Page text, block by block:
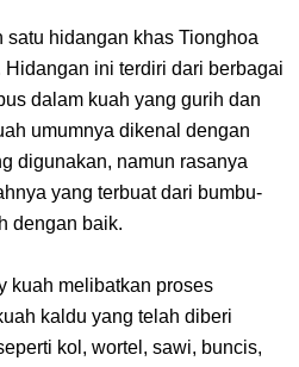
Tempat Yang Sangat Ingin
Yang Mampu Menipu Sensor
Milik Sanji
Liga Champions, Apa Klub Jagoan
Termasuk
hidangan khas Tionghoa
ini terdiri dari berbagai
dalam kuah yang gurih dan
umumnya dikenal dengan
digunakan, namun rasanya
yang terbuat dari bumbu-
dengan baik.
kuah melibatkan proses
kaldu yang telah diberi
kol, wortel, sawi, buncis,